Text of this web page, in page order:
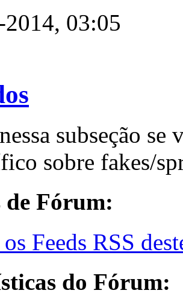
03:05
subseção
sobre fakes/
de Fórum:
Feeds RSS
do Fórum: